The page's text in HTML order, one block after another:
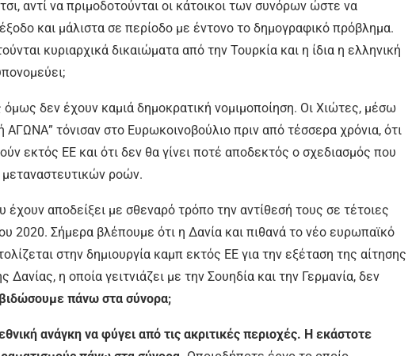
αντί να πριμοδοτούνται οι κάτοικοι των συνόρων ώστε να
και μάλιστα σε περίοδο με έντονο το δημογραφικό πρόβλημα.
κυριαρχικά δικαιώματα από την Τουρκία και η ίδια η ελληνική
δεν έχουν καμιά δημοκρατική νομιμοποίηση. Οι Χιώτες, μέσω
τόνισαν στο Ευρωκοινοβούλιο πριν από τέσσερα χρόνια, ότι
εκτός ΕΕ και ότι δεν θα γίνει ποτέ αποδεκτός ο σχεδιασμός που
μεταναστευτικών ροών.
έχουν αποδείξει με σθεναρό τρόπο την αντίθεσή τους σε τέτοιες
2020. Σήμερα βλέπουμε ότι η Δανία και πιθανά το νέο ευρωπαϊκό
στην δημιουργία καμπ εκτός ΕΕ για την εξέταση της αίτησης
η οποία γειτνιάζει με την Σουηδία και την Γερμανία, δεν
βιδώσουμε πάνω στα σύνορα;
ανάγκη να φύγει από τις ακριτικές περιοχές. Η εκάστοτε